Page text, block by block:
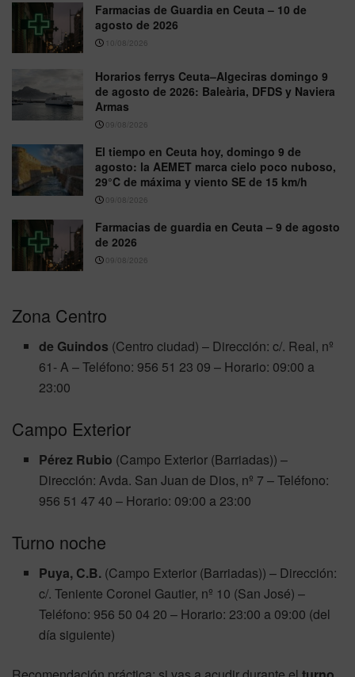
Farmacias de Guardia en Ceuta – 10 de
agosto de 2026
10/08/2026
Horarios ferrys Ceuta–Algeciras domingo 9
de agosto de 2026: Baleària, DFDS y Naviera
Armas
09/08/2026
El tiempo en Ceuta hoy, domingo 9 de
agosto: la AEMET marca cielo poco nuboso,
29°C de máxima y viento SE de 15 km/h
09/08/2026
Farmacias de guardia en Ceuta – 9 de agosto
de 2026
09/08/2026
Zona Centro
de Guindos (Centro ciudad) – Dirección: c/. Real, nº
61- A – Teléfono: 956 51 23 09 – Horario: 09:00 a
23:00
Campo Exterior
Pérez Rubio (Campo Exterior (Barriadas)) –
Dirección: Avda. San Juan de Dios, nº 7 – Teléfono:
956 51 47 40 – Horario: 09:00 a 23:00
Turno noche
Puya, C.B. (Campo Exterior (Barriadas)) – Dirección:
c/. Teniente Coronel Gautier, nº 10 (San José) –
Teléfono: 956 50 04 20 – Horario: 23:00 a 09:00 (del
día siguiente)